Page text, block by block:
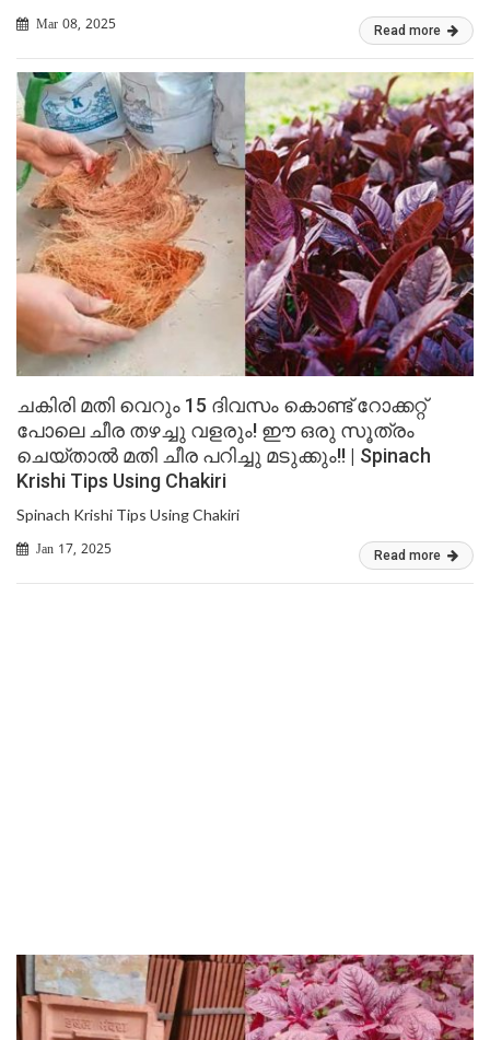
Mar 08, 2025 Read more
ചകിരി മതി വെറും 15 ദിവസം കൊണ്ട് റോക്കറ്റ്
പോലെ ചീര തഴച്ചു വളരും! ഈ ഒരു സൂത്രം
ചെയ്‌താൽ മതി ചീര പറിച്ചു മടുക്കും!! | Spinach
Krishi Tips Using Chakiri
Spinach Krishi Tips Using Chakiri
Jan 17, 2025 Read more